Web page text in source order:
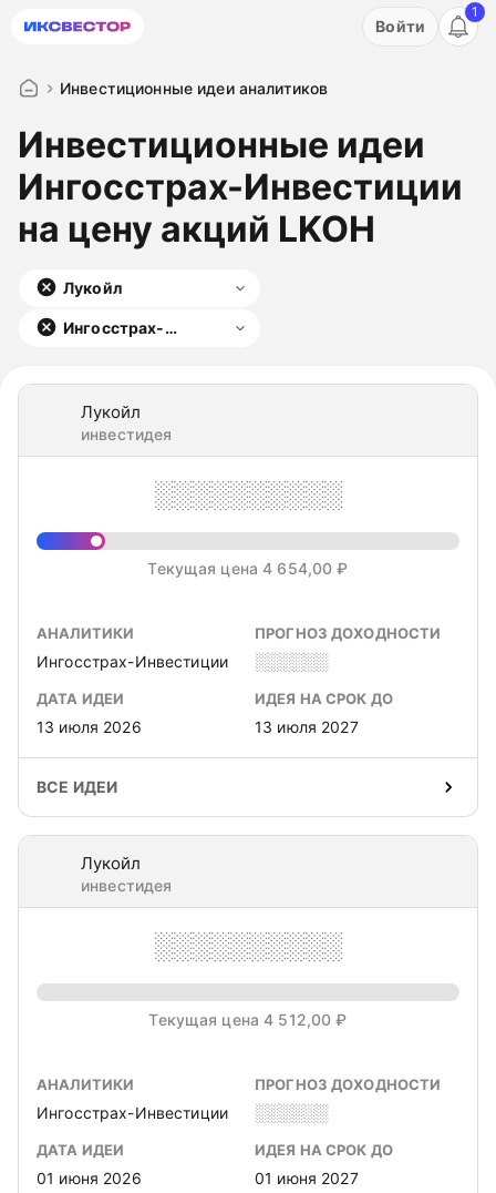
Акция: бесплатный пробный период на 3 дня!
Войти
1
Инвестиционные идеи аналитиков
Инвестиционные идеи
Ингосстрах-Инвестиции
на цену акций LKOH
Лукойл
Ингосстрах-
Лукойл
инвестидея
░░░░░░░░░░
Текущая цена 4 654,00 ₽
АНАЛИТИКИ
Ингосстрах-Инвестиции
ПРОГНОЗ ДОХОДНОСТИ
░░░░░░
ДАТА ИДЕИ
13 июля 2026
ИДЕЯ НА СРОК ДО
13 июля 2027
ВСЕ ИДЕИ
Лукойл
инвестидея
░░░░░░░░░░
Текущая цена 4 512,00 ₽
АНАЛИТИКИ
Ингосстрах-Инвестиции
ПРОГНОЗ ДОХОДНОСТИ
░░░░░░
ДАТА ИДЕИ
01 июня 2026
ИДЕЯ НА СРОК ДО
01 июня 2027